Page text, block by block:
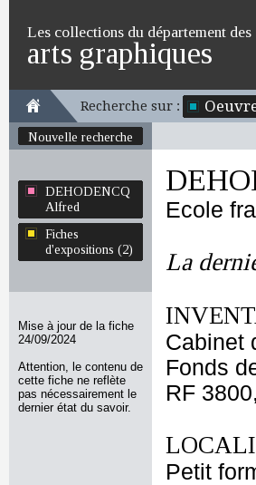
Les collections du département des
arts graphiques
Recherche sur :
Nouvelle recherche
DEHODENCQ
Alfred
Fiches
d'expositions (2)
Mise à jour de la fiche
24/09/2024
Attention, le contenu de
cette fiche ne reflète
pas nécessairement le
dernier état du savoir.
Ecole
La
Cabinet
Fonds
RF
Petit